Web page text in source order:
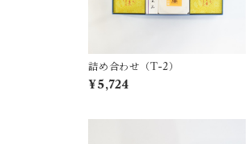
詰め合わせ（T-2）
¥5,724